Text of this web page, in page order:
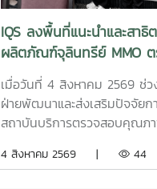
IQS ลงพื้นที่แนะนำและสาธิ
ผลิตภัณฑ์จุลินทรีย์ MMO ต
โจ้ กรีน ส่งเสริมการจัดการ
แวดล้อมสำหรับธุรกิจโรงแ
เมื่อวันที่ 4 สิงหาคม 2569 ช่ว
ฝ่ายพัฒนาและส่งเสริมปัจจัยก
สถาบันบริการตรวจสอบคุณภ
ลงพื้นที่ ณ โรงแรมแคนทารี ฮิ
4 สิงหาคม 2569 | 44